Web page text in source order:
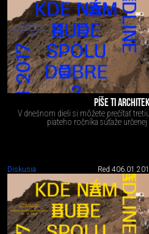
PÍŠE TI
V dnešnom dieli si môžete prečítať
piateho ročníka súťaže
Diskusia Red 4